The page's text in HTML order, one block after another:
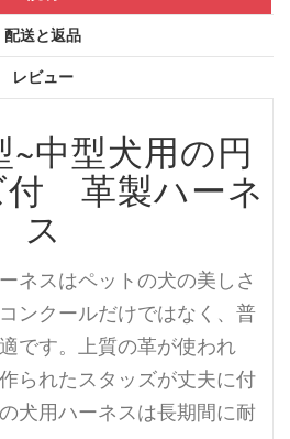
配送と返品
レビュー
~中型犬用の円
付 革製ハーネ
ス
ネスはペットの犬の美しさ
ンクールだけではなく、普
です。上質の革が使われ
られたスタッズが丈夫に付
犬用ハーネスは長期間に耐